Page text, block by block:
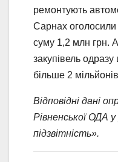
ремонтують
Сарнах оголосили
суму 1,2 млн грн.
закупівель одразу
більше 2
Відповідні дані
Рівненської ОДА
підзвітність».